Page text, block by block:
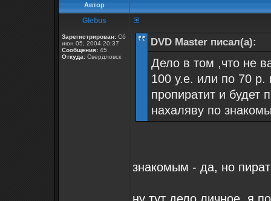
Автор
Glebus
Зарегистрирован: Сб
июн 05, 2004 20:37
Сообщения: 45
Откуда: Свердловск
DVD Master писал(а):
Дело в том ,что не
100 у.е. или по 70 р.
пропиратит и будет
нахаляву по
знакомым - да, но